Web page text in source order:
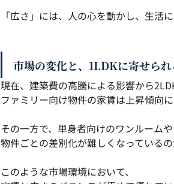
「広さ」には、人の心を動かし、生活
市場の変化と、1LDKに寄せら
現在、建築費の高騰による影響から
ファミリー向け物件の家賃は上昇傾向に
その一方で、単身者向けのワンルーム
物件ごとの差別化が難しくなっているの
このような市場環境において、